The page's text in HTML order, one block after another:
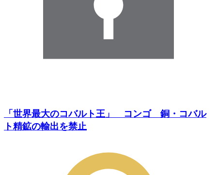
「世界最大のコバルト王」 コンゴ 銅・コバル
ト精鉱の輸出を禁止